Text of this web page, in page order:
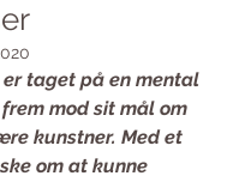
er taget på en mental
mod sit mål om
kunstner. Med et
om at kunne